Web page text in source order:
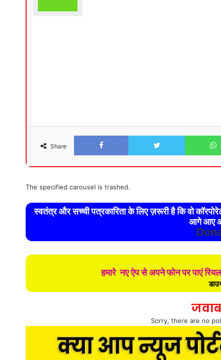
Share
Facebook Twitter
The specified carousel is trashed.
स्वतंत्र और सच्ची पत्रकारिता के लिए ज़रूरी है कि वो
आगे आए
हमारे नए ऐप से अपने फोन पर पाएं
Sorry, there are no